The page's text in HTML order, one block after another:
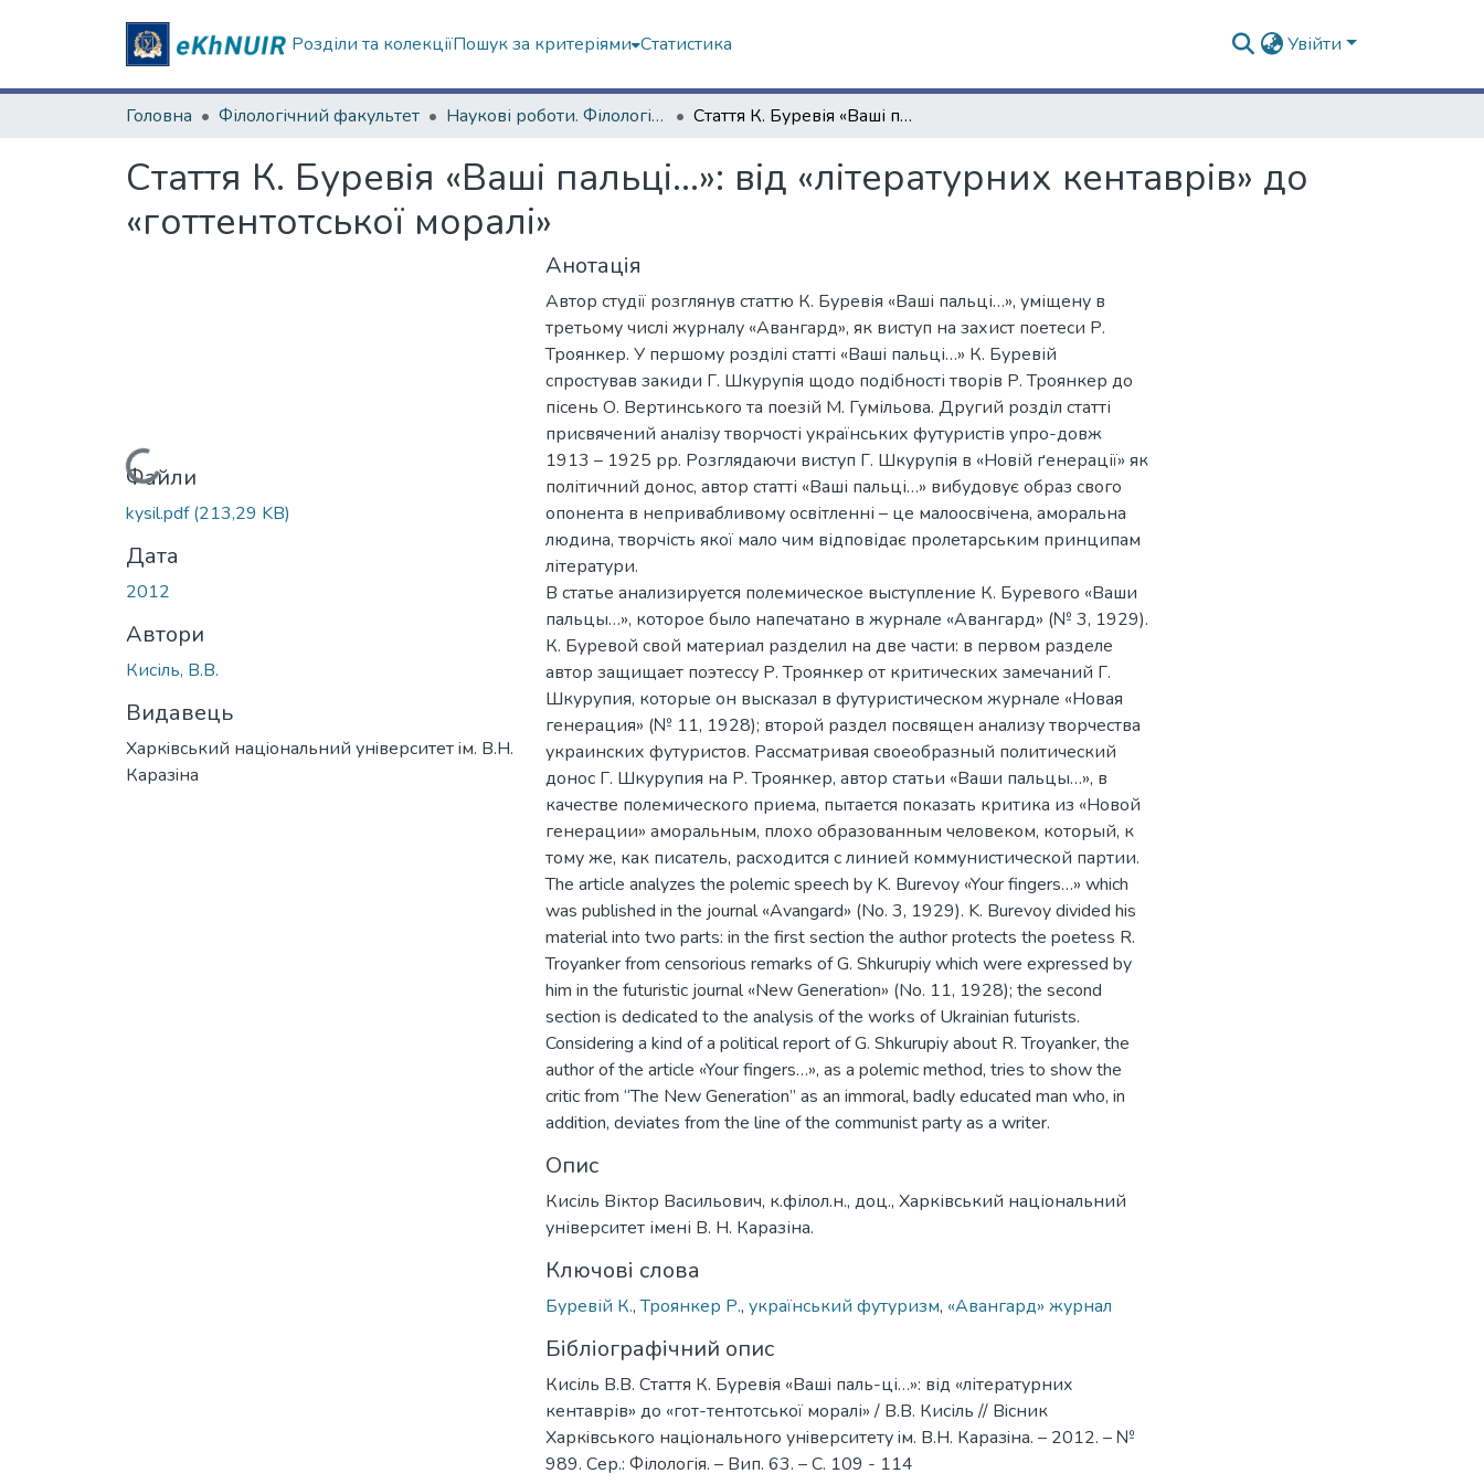
Розділи та колекціїПошук за критеріями Статистика Увійти
Головна Філологічний факультет Наукові роботи. Філологічний факультет Стаття К. Буревія «Ваші пальці…»: від «літературних кентаврів» до «готтентотської моралі»
Стаття К. Буревія «Ваші пальці…»: від «літературних кентаврів» до
«готтентотської моралі»
Вантажиться...
Файли
kysil.pdf(213,29 KB)
Дата
2012
Автори
Кисіль, В.В.
Видавець
Харкiвський нацiональний унiверситет iм. В.Н.
Каразiна
Анотація
Автор студії розглянув статтю К. Буревія «Ваші пальці…», уміщену в
третьому числі журналу «Авангард», як виступ на захист поетеси Р.
Троянкер. У першому розділі статті «Ваші пальці…» К. Буревій
спростував закиди Г. Шкурупія щодо подібності творів Р. Троянкер до
пісень О. Вертинського та поезій М. Гумільова. Другий розділ статті
присвячений аналізу творчості українських футуристів упро-довж
1913 – 1925 рр. Розглядаючи виступ Г. Шкурупія в «Новій ґенерації» як
політичний донос, автор статті «Ваші пальці…» вибудовує образ свого
опонента в непривабливому освітленні – це малоосвічена, аморальна
людина, творчість якої мало чим відповідає пролетарським принципам
літератури.
В статье анализируется полемическое выступление К. Буревого «Ваши
пальцы…», которое было напечатано в журнале «Авангард» (№ 3, 1929).
К. Буревой свой материал разделил на две части: в первом разделе
автор защищает поэтессу Р. Троянкер от критических замечаний Г.
Шкурупия, которые он высказал в футуристическом журнале «Новая
генерация» (№ 11, 1928); второй раздел посвящен анализу творчества
украинских футуристов. Рассматривая своеобразный политический
донос Г. Шкурупия на Р. Троянкер, автор статьи «Ваши пальцы…», в
качестве полемического приема, пытается показать критика из «Новой
генерации» аморальным, плохо образованным человеком, который, к
тому же, как писатель, расходится с линией коммунистической партии.
The article analyzes the polemic speech by K. Burevoy «Your fingers…» which
was published in the journal «Avangard» (No. 3, 1929). K. Burevoy divided his
material into two parts: in the first section the author protects the poetess R.
Troyanker from censorious remarks of G. Shkurupiy which were expressed by
him in the futuristic journal «New Generation» (No. 11, 1928); the second
section is dedicated to the analysis of the works of Ukrainian futurists.
Considering a kind of a political report of G. Shkurupiy about R. Troyanker, the
author of the article «Your fingers…», as a polemic method, tries to show the
critic from “The New Generation” as an immoral, badly educated man who, in
addition, deviates from the line of the communist party as a writer.
Опис
Кисіль Віктор Васильович, к.філол.н., доц., Харківський національний
університет імені В. Н. Каразіна.
Ключові слова
Буревій К.,Троянкер Р., український футуризм, «Авангард» журнал
Бібліографічний опис
Кисіль В.В. Стаття К. Буревія «Ваші паль-ці…»: від «літературних
кентаврів» до «гот-тентотської моралі» / В.В. Кисіль // Вiсник
Харкiвського нацiонального унiверситету iм. В.Н. Каразiна. – 2012. – №
989. Сер.: Філологія. – Вип. 63. – С. 109 - 114